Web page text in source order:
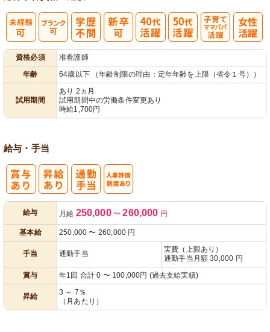
資格必須
准看護師
年齢
64歳以下 （年齢制限の理由：定年年齢を上限（省令１号））
試用期間
あり 2ヵ月
試用期間中の労働条件変更あり
時給1,700円
給与・手当
給与 月給 250,000 〜 260,000 円
基本給 250,000 〜 260,000 円
手当 通勤手当
実費（上限あり）
通勤手当月額 30,000 円
賞与
年1回 合計 0 〜 100,000円 (過去支給実績)
昇給
3 ～ 7％
（月あたり）